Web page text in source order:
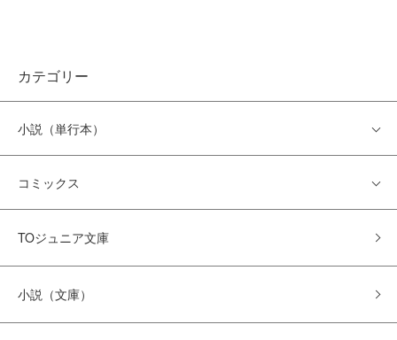
カテゴリー
小説（単行本）
コミックス
TOジュニア文庫
小説（文庫）